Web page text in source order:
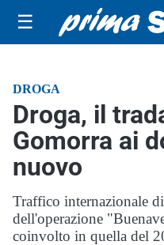
☰
DROGA
Droga, il
Gomorra ai
nuovo
Traffico internazionale
dell'operazione
coinvolto in quella del